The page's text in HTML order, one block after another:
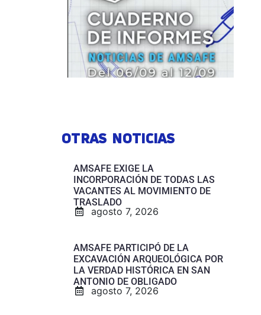
OTRAS NOTICIAS
AMSAFE EXIGE LA
INCORPORACIÓN DE TODAS LAS
VACANTES AL MOVIMIENTO DE
TRASLADO
agosto 7, 2026
AMSAFE PARTICIPÓ DE LA
EXCAVACIÓN ARQUEOLÓGICA POR
LA VERDAD HISTÓRICA EN SAN
ANTONIO DE OBLIGADO
agosto 7, 2026